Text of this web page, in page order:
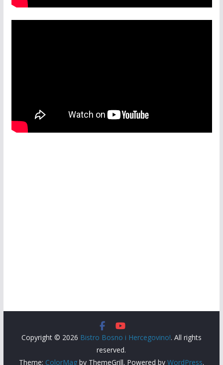
Copyright © 2026 Bistro Bosno i Hercegovino!. All rights
reserved.
Theme: ColorMagby ThemeGrill. Powered by WordPress.